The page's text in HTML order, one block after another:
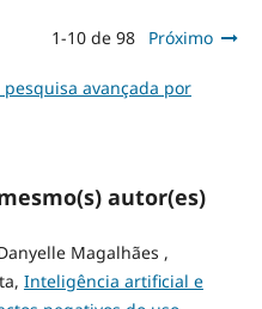
1-10 de 98 Próximo
avançada por
autor(es)
Magalhães ,
Inteligência artificial e